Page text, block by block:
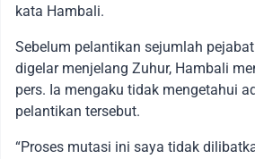
kata Hambali.
Sebelum pelantikan sejumlah
digelar menjelang Zuhur, Hambali
pers. Ia mengaku tidak mengetahui
pelantikan tersebut.
“Proses mutasi ini saya tidak